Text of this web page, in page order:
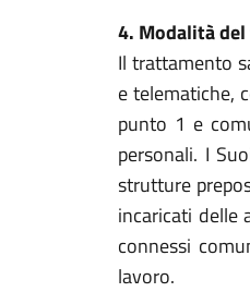
4. Modalità
Il trattamento
e telematiche,
punto 1 e
personali. I
strutture
incaricati delle
connessi
lavoro.